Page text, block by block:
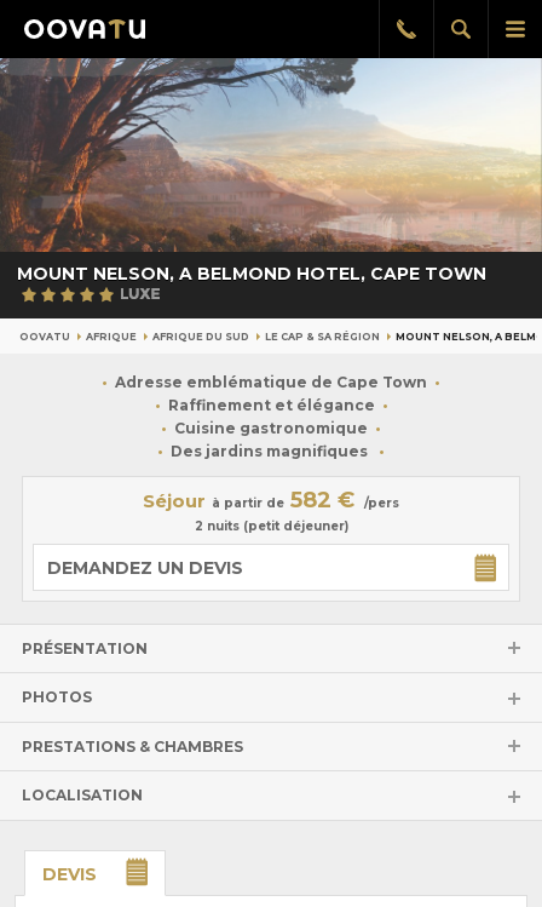
le
Afficher
la
Rappel
gratuit
MOUNT NELSON, A BELMOND HOTEL, CAPE TOWN
OOVATU AFRIQUE AFRIQUE DU SUD LE CAP & SA RÉGION MOUNT NELSON, A
Adresse emblématique de Cape Town
Raffinement et élégance
Cuisine gastronomique
Des jardins magnifiques
Séjour à partir de 582 €
/pers
2 nuits (petit déjeuner)
DEMANDEZ UN DEVIS
PRÉSENTATION
PHOTOS
PRESTATIONS & CHAMBRES
LOCALISATION
DEVIS